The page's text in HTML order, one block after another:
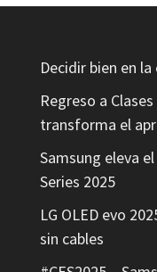
Decidir bien en
Regreso a
transforma el
Samsung eleva
Series 2025
LG OLED evo
sin cables